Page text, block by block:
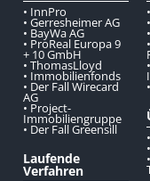
• InnPro
• Gerresheimer AG
• BayWa AG
• ProReal Europa 9
+ 10 GmbH
• ThomasLloyd
• Immobilienfonds
• Der Fall Wirecard
AG
• Project-
Immobiliengruppe
• Der Fall Greensill
Laufende
Verfahren
•